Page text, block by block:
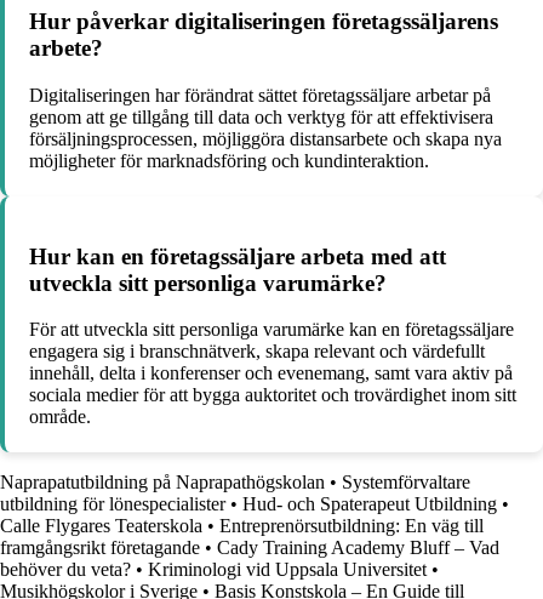
Hur påverkar digitaliseringen företagssäljarens
arbete?
Digitaliseringen har förändrat sättet företagssäljare arbetar på
genom att ge tillgång till data och verktyg för att effektivisera
försäljningsprocessen, möjliggöra distansarbete och skapa nya
möjligheter för marknadsföring och kundinteraktion.
Hur kan en företagssäljare arbeta med att
utveckla sitt personliga varumärke?
För att utveckla sitt personliga varumärke kan en företagssäljare
engagera sig i branschnätverk, skapa relevant och värdefullt
innehåll, delta i konferenser och evenemang, samt vara aktiv på
sociala medier för att bygga auktoritet och trovärdighet inom sitt
område.
Naprapatutbildning på Naprapathögskolan • Systemförvaltare
utbildning för lönespecialister• Hud- och Spaterapeut Utbildning •
Calle Flygares Teaterskola • Entreprenörsutbildning: En väg till
framgångsrikt företagande • Cady Training Academy Bluff – Vad
behöver du veta? • Kriminologi vid Uppsala Universitet •
Musikhögskolor i Sverige • Basis Konstskola – En Guide till